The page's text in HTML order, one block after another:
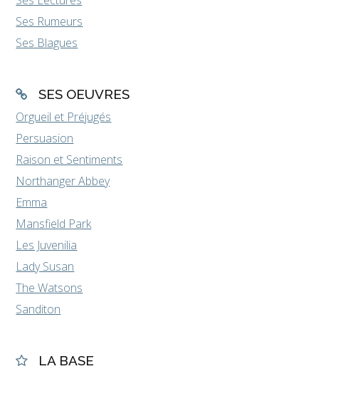
Ses Rumeurs
Ses Blagues
SES OEUVRES
Orgueil et Préjugés
Persuasion
Raison et Sentiments
Northanger Abbey
Emma
Mansfield Park
Les Juvenilia
Lady Susan
The Watsons
Sanditon
LA BASE